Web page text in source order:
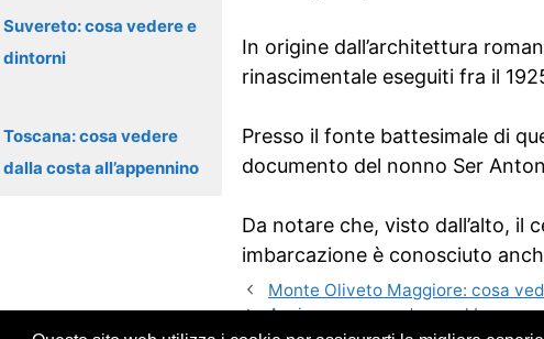
In origine dall’architettura
rinascimentale eseguiti fra il
Presso il fonte battesimale di
documento del nonno Ser
Da notare che, visto dall’alto, il
imbarcazione è conosciuto
Monte Oliveto Maggiore: cosa
Asciano: cosa vedere nel borgo
Suvereto: cosa vedere e
dintorni
Toscana: cosa vedere
dalla costa all’appennino